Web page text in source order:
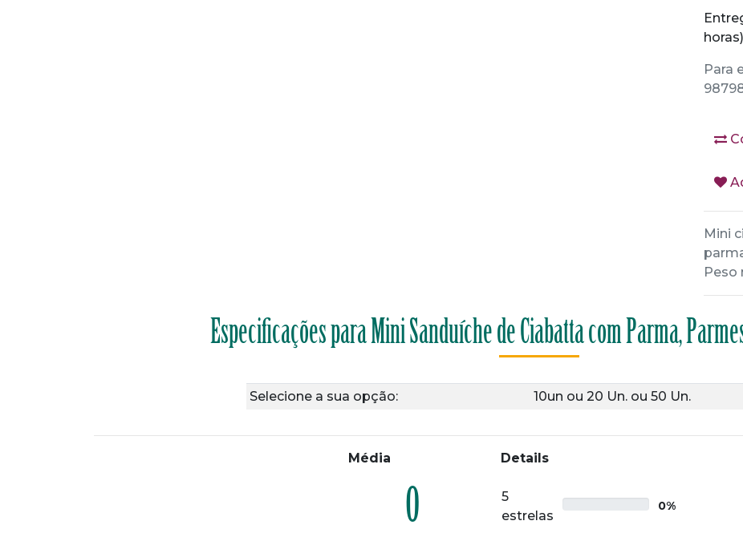
Para
Mini
Peso
Especificações para Mini Sanduíche de Ciabatta com Parma,
Selecione a sua opção: 10un ou 20 Un. ou 50 Un.
Média
0
Details
5
estrelas
0%